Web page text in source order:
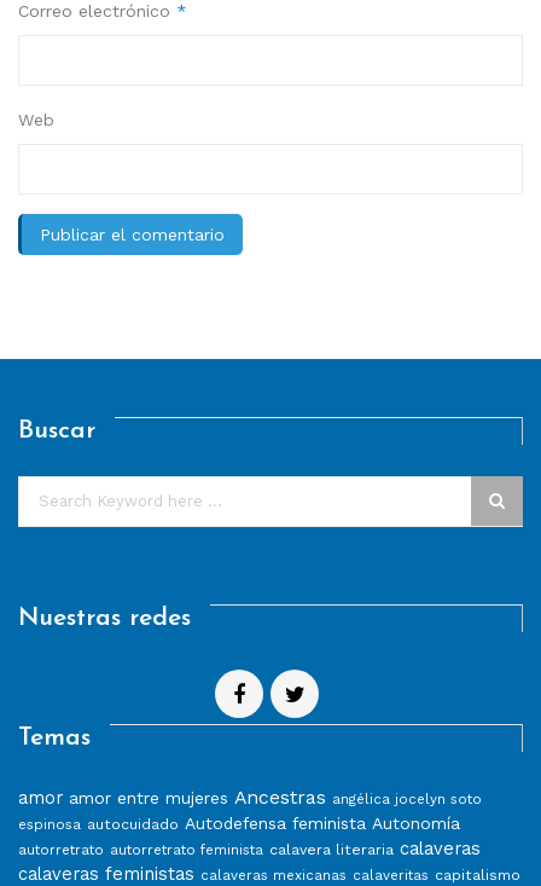
Correo electrónico *
Web
Buscar
Nuestras redes
Temas
amor amor entre mujeres Ancestras angélica jocelyn soto
espinosa autocuidado Autodefensa feminista Autonomía
autorretrato autorretrato feminista calavera literaria calaveras
calaveras feministas calaveras mexicanas calaveritas capitalismo